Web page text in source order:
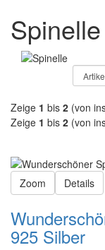
Spinelle
Zeige 1 bis 2 (von
Zoom Details
925 Silber
Zeige 1 bis 2 (von